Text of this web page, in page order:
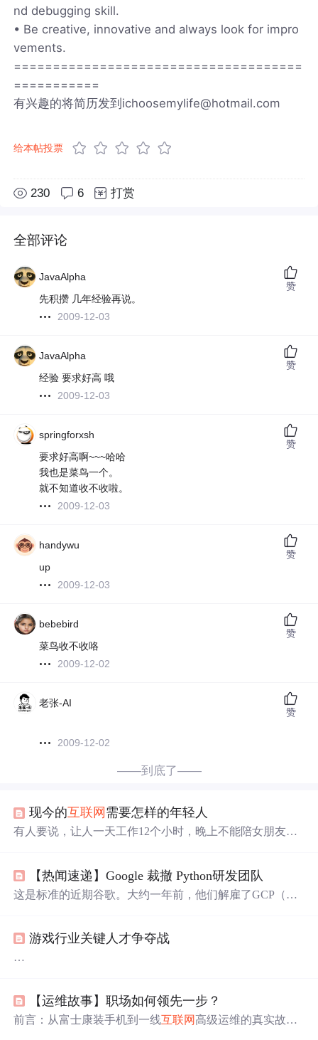
nd debugging skill.
• Be creative, innovative and always look for impro
vements.
=====================================
===========
有兴趣的将简历发到ichoosemylife@hotmail.com
给本帖投票
230 6 打赏
全部评论
JavaAlpha
先积攒 几年经验再说。
2009-12-03
赞
JavaAlpha
经验 要求好高 哦
2009-12-03
赞
springforxsh
要求好高啊~~~哈哈
我也是菜鸟一个。
就不知道收不收啦。
2009-12-03
赞
handywu
up
2009-12-03
赞
bebebird
菜鸟收不收咯
2009-12-02
赞
老张-AI
2009-12-02
赞
——到底了——
现今的互联网 需要怎样的年轻人
有人要说，让人一天工作12个小时，晚上不能陪女朋友，
用现下流行的一句话。”小孩才分对错，大人只看利弊。
“ 这就是互联网行业的游戏规则，两军交战抢占要地，日
也不要嘲笑那些诺基亚被裁的员工。一
【热闻速递】Google 裁撤 Python研发团队
这是标准的近期谷歌。大约一年前，他们解雇了GCP（Go
里可能是某个公司或组织的缩写，但没有上下文很难确定
信。也许MAANGs（可能是指某些大型 科技
软、亚马逊、苹果、Netflix和谷歌）需要更多地关注长期
可持续性，如果
游戏行业关键人才争夺战
2007年，曾先后供职于金山、新浪网游事业部的张福茂辞
职创业，成立北京游戏谷信息技术有限公司（以下简称：
【运维故事】职场如何领先一步？
前言：从富士康装手机到一线互联网高级运维的真实故事-